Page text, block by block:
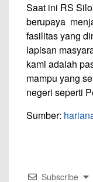
Saat ini RS
berupaya
fasilitas yang
lapisan
kami adalah
mampu yang
negeri seperti
Sumber:
Subscribe